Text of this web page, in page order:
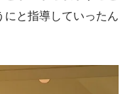
と指導していったん